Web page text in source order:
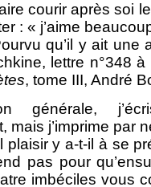
courir après soi
: « j’aime
qu’il y ait
lettre n°348 à
, tome III, André
générale,
mais j’imprime par
plaisir y a-t-il à se
pas pour
imbéciles vous